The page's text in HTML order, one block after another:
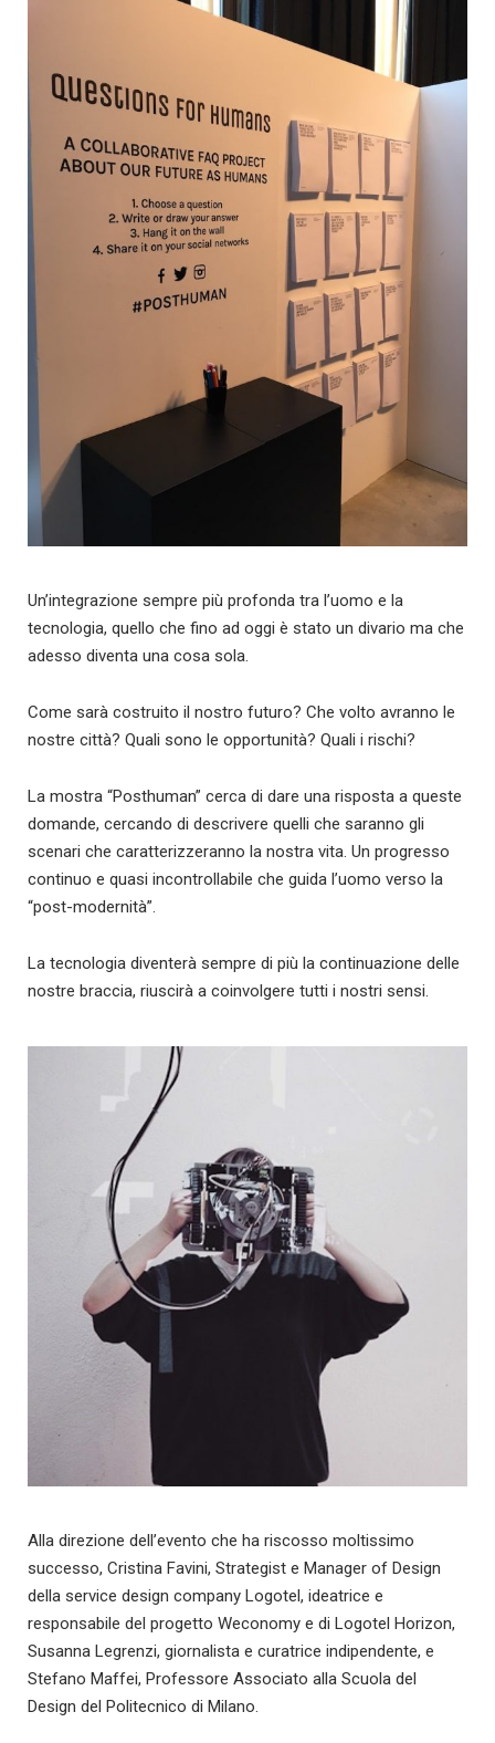
Un’integrazione sempre più profonda tra l’uomo e la
tecnologia, quello che fino ad oggi è stato un divario ma che
adesso diventa una cosa sola.
Come sarà costruito il nostro futuro? Che volto avranno le
nostre città? Quali sono le opportunità? Quali i rischi?
La mostra “Posthuman” cerca di dare una risposta a queste
domande, cercando di descrivere quelli che saranno gli
scenari che caratterizzeranno la nostra vita. Un progresso
continuo e quasi incontrollabile che guida l’uomo verso la
“post-modernità”.
La tecnologia diventerà sempre di più la continuazione delle
nostre braccia, riuscirà a coinvolgere tutti i nostri sensi.
Alla direzione dell’evento che ha riscosso moltissimo
successo, Cristina Favini, Strategist e Manager of Design
della service design company Logotel, ideatrice e
responsabile del progetto Weconomy e di Logotel Horizon,
Susanna Legrenzi, giornalista e curatrice indipendente, e
Stefano Maffei, Professore Associato alla Scuola del
Design del Politecnico di Milano.